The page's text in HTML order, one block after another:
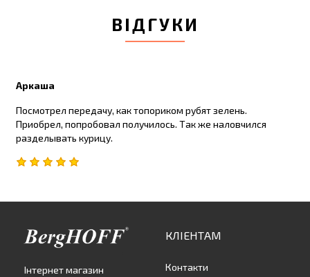
ВІДГУКИ
Аркаша
Посмотрел передачу, как топориком рубят зелень.
Приобрел, попробовал получилось. Так же наловчился
разделывать курицу.
Інтернет магазин
КЛІЕНТАМ
Контакти